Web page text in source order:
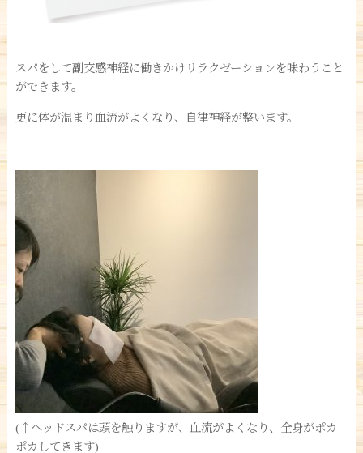
スパをして副交感神経に働きかけリラクゼーションを味わうこと
ができます。
更に体が温まり血流がよくなり、自律神経が整います。
(↑ヘッドスパは頭を触りますが、血流がよくなり、全身がポカ
ポカしてきます)